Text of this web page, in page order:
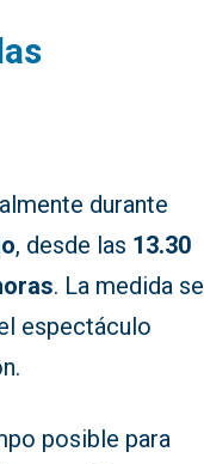
durante
, desde las 13.30
. La medida se
espectáculo
posible para